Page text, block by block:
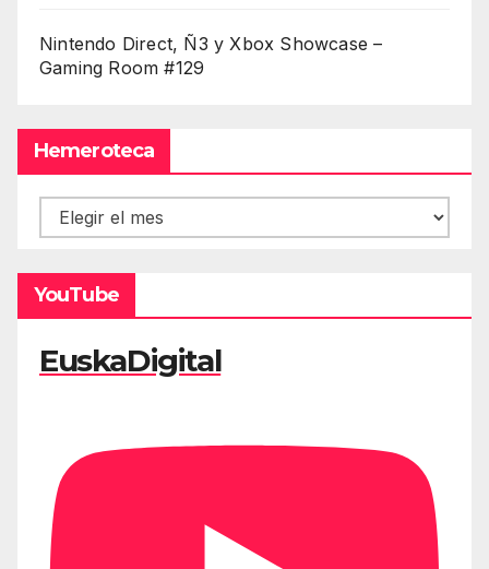
Nintendo Direct, Ñ3 y Xbox Showcase –
Gaming Room #129
Hemeroteca
Hemeroteca
YouTube
EuskaDigital